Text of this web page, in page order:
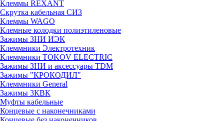
Клеммы REXANT
Скрутка кабельная СИЗ
Клеммы WAGO
Клемные колодки полиэтиленовые
Зажимы ЗНИ ИЭК
Клеммники Электротехник
Клеммники TOKOV ELECTRIC
Зажимы ЗНИ и аксессуары TDM
Зажимы "КРОКОДИЛ"
Клеммники General
Зажимы 3КВК
Муфты кабельные
Концевые с наконечниками